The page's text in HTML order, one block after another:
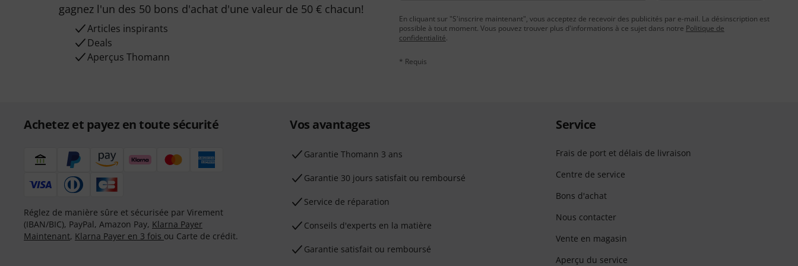
gagnez l'un des 50 bons d'achat d'une valeur de 50 € chacun!
Articles inspirants
Deals
Aperçus Thomann
En cliquant sur "S'inscrire maintenant", vous acceptez de recevoir des publicités par e-mail. La désinscription est
possible à tout moment. Vous pouvez trouver plus d'informations à ce sujet dans notre Politique de
confidentialité.
* Requis
Achetez et payez en toute sécurité
Réglez de manière sûre et sécurisée par Virement
(IBAN/BIC), PayPal, Amazon Pay, Klarna Payer
Maintenant, Klarna Payer en 3 fois ou Carte de crédit.
Vos avantages
Ga­ran­tie Thomann 3 ans
Garantie 30 jours satisfait ou remboursé
Service de réparation
Conseils d'experts en la matière
Garantie satisfait ou remboursé
Service
Frais de port et délais de livraison
Centre de service
Bons d'achat
Nous contacter
Vente en magasin
Aperçu du service